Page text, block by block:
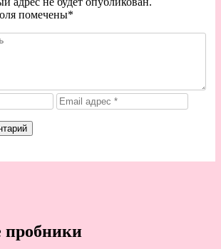
помечены*
пробники